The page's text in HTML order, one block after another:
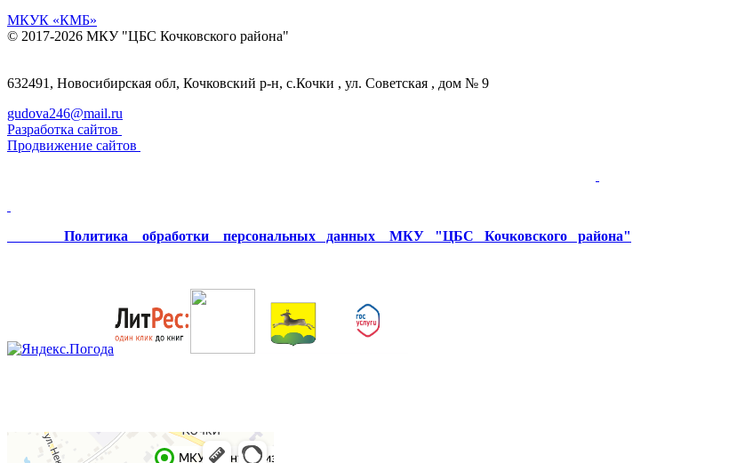
МКУК «КМБ»
© 2017-2026 МКУ "ЦБС Кочковского района"
632491, Новосибирская обл, Кочковский р-н, с.Кочки , ул. Советская , дом № 9
gudova246@mail.ru
Разработка сайтов
Продвижение сайтов
Политика обработки персональных данных МКУ "ЦБС Кочковского района"